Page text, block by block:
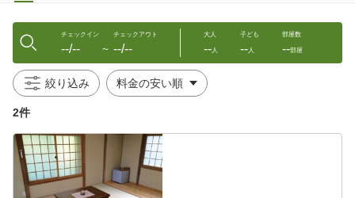
チェックイン
--/-- 〜
チェックアウト
--/--
大人
--人
子ども
--人
部屋数
--部屋
絞り込み
2件